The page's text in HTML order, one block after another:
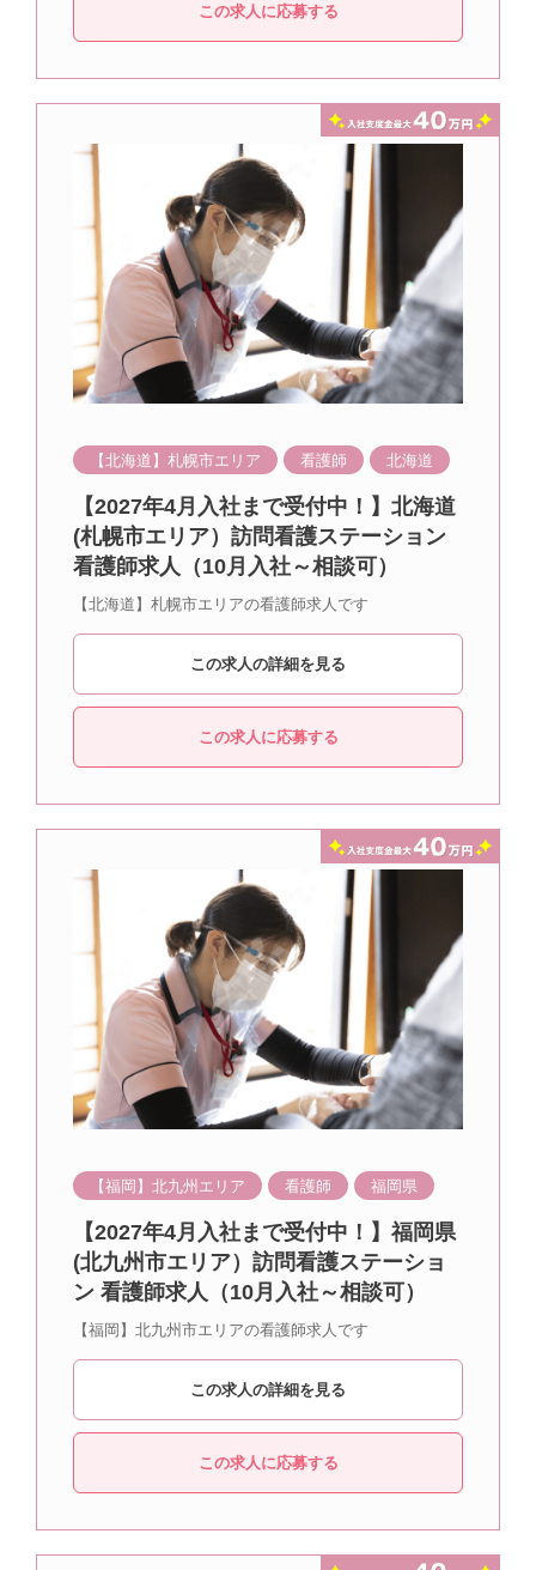
この求人に応募する
【北海道】札幌市エリア 看護師 北海道
【2027年4月入社まで受付中！】北海道
(札幌市エリア）訪問看護ステーション
看護師求人（10月入社～相談可）
【北海道】札幌市エリアの看護師求人です
この求人の詳細を見る
この求人に応募する
【福岡】北九州エリア 看護師 福岡県
【2027年4月入社まで受付中！】福岡県
(北九州市エリア）訪問看護ステーショ
ン 看護師求人（10月入社～相談可）
【福岡】北九州市エリアの看護師求人です
この求人の詳細を見る
この求人に応募する